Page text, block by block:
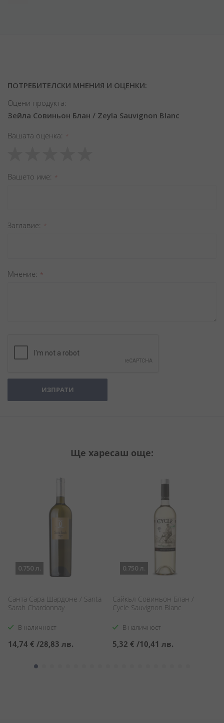
ПОТРЕБИТЕЛСКИ МНЕНИЯ И ОЦЕНКИ:
Оцени продукта:
Зейла Совиньон Блан / Zeyla Sauvignon Blanc
Вашата оценка
star
stars
stars
stars
stars
Вашето име
Заглавиe
Мнение
ИЗПРАТИ
Ще харесаш още:
0.750 л.
Санта Сара Шардоне / Santa
Sarah Chardonnay
В наличност
14,74 € /28,83 лв.
0.750 л.
Сайкъл Совиньон Блан /
Cycle Sauvignon Blanc
В наличност
5,32 € /10,41 лв.